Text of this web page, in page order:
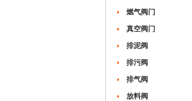
燃气阀门
真空阀门
排泥阀
排污阀
排气阀
放料阀